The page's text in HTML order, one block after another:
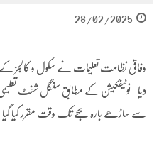
28/02/2025
وفاقی نظامت تعلیمات نے سکول و کالجز کے
سے ساڑھے بارہ بجے تک وقت مقرر کیا